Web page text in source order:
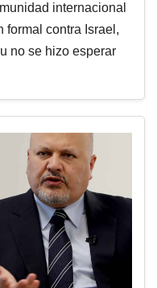
internacional
formal contra Israel,
no se hizo esperar